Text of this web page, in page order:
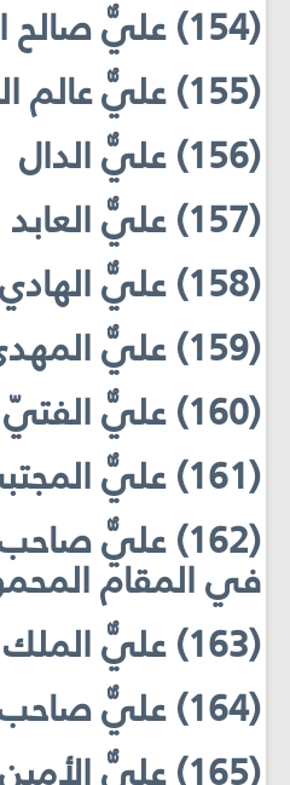
(154) عليٌّ صالح المؤمنين
(155) عليٌّ عالم الناس
(156) عليٌّ الدال
(157) عليٌّ العابد
(158) عليٌّ الهادي
(159) عليٌّ المهديّ
(160) عليٌّ الفتيّ
(161) عليٌّ المجتبى للإمامة
(162) عليٌّ
في المقام
(163) عليٌّ الملك في الآخرة
(164) عليٌّ صاحب سرّ رسول الله
(165) عليٌّ